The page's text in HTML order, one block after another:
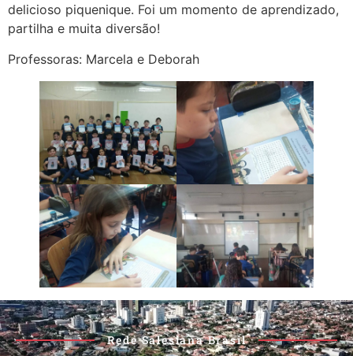
delicioso piquenique. Foi um momento de aprendizado,
partilha e muita diversão!
Professoras: Marcela e Deborah
Rede Salesiana Brasil